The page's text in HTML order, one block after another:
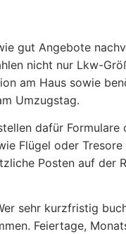
gut Angebote
nicht nur Lkw-
am Haus sowie
Umzugstag.
dafür
Flügel oder
Posten auf der
sehr kurzfristig
Feiertage,